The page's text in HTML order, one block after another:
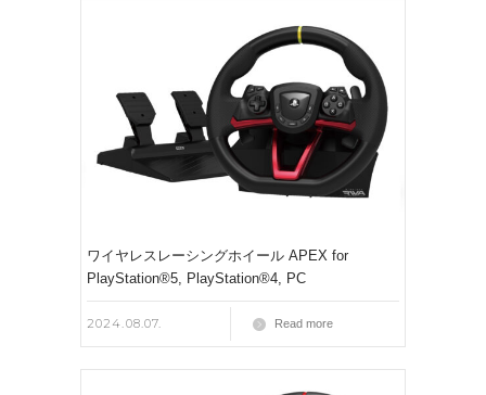
ワイヤレスレーシングホイール APEX for
PlayStation®5, PlayStation®4, PC
2024.08.07. Read more